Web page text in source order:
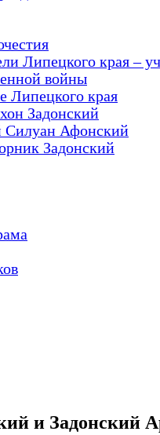
Липецкого края –
войны
Липецкого края
Задонский
Силуан Афонский
Задонский
и Задонский